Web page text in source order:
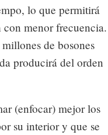
lo que permitirá
con menor frecuencia.
de bosones
producirá del orden
(enfocar) mejor los
su interior y que se